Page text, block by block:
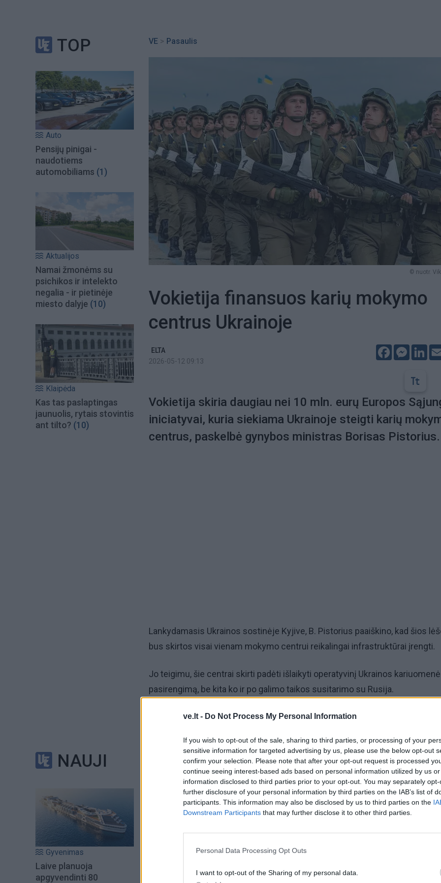
ve.lt - Do Not Process My Personal Information
If you wish to opt-out of the sale, sharing to third parties, or processing of your
sensitive information for targeted advertising by us, please use the below opt-out
confirm your selection. Please note that after your opt-out request is processed
continue seeing interest-based ads based on personal information utilized by us
information disclosed to third parties prior to your opt-out. You may separately
further disclosure of your personal information by third parties on the IAB’s list of
participants. This information may also be disclosed by us to third parties on the
Downstream Participants that may further disclose it to other third parties.
Personal Data Processing Opt Outs
I want to opt-out of the Sharing of my personal data.
TOP
Auto
Pensijų pinigai -
naudotiems
automobiliams (1)
Aktualijos
Namai žmonėms su
psichikos ir intelekto
negalia - ir pietinėje
miesto dalyje (10)
Klaipėda
Kas tas paslaptingas
jaunuolis, rytais stovintis
ant tilto? (10)
NAUJI
Gyvenimas
Laive planuoja
apgyvendinti 80
VE > Pasaulis
© nuotr.
Vokietija finansuos karių mokymo
centrus Ukrainoje
ELTA
2026-05-12 09:13
Facebook
Vokietija skiria daugiau nei 10 mln. eurų Europos
iniciatyvai, kuria siekiama Ukrainoje steigti karių
centrus, paskelbė gynybos ministras Borisas Pistorius.
Lankydamasis Ukrainos sostinėje Kyjive, B. Pistorius paaiškino, kad šios
bus skirtos visai vienam mokymo centrui reikalingai infrastruktūrai įrengti.
Jo teigimu, šie centrai skirti padėti išlaikyti operatyvinį Ukrainos
pasirengimą, be kita ko ir po galimo taikos susitarimo su Rusija.
„Ši iniciatyva yra viena iš keleto priemonių, skirtų stiprinti atgrasymą
Jis pridūrė, kad Vokietijoje jau buvo apmokyta beveik 27 tūkst. Ukrainos
Plataus masto Rusijos invazija Ukrainoje prasidėjo prieš daugiau nei